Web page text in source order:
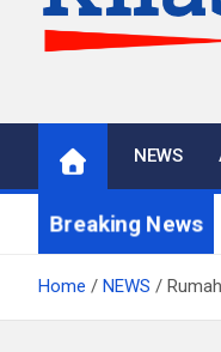
NEWS
Breaking News
Home NEWS